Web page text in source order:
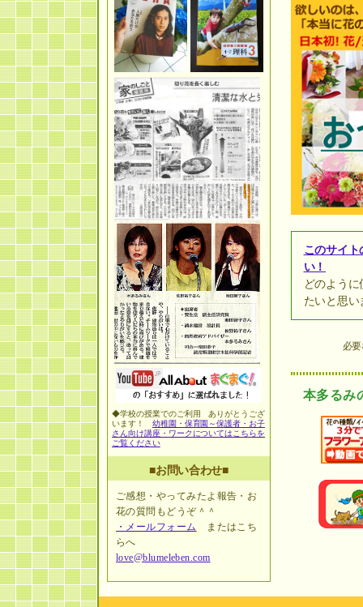
◆学校の授業でのご利用 ありがとうござ
います！ 幼稚園・保育園～保護者・お子
さん向け講座・ワークについてはこちらを
ご覧ください
■お問い合わせ■
ご感想・やってみたよ報告・お
花の質問もどうぞ＾＾
・メールフォーム
またはこち
らへ
love@blumeleben.com
このサイ
い！
どのよう
たいと思い
必
本多るみ